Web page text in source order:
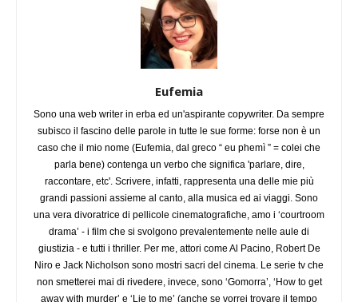
Eufemia
Sono una web writer in erba ed un'aspirante copywriter. Da sempre
subisco il fascino delle parole in tutte le sue forme: forse non è un
caso che il mio nome (Eufemia, dal greco “ eu phemì ” = colei che
parla bene) contenga un verbo che significa 'parlare, dire,
raccontare, etc'. Scrivere, infatti, rappresenta una delle mie più
grandi passioni assieme al canto, alla musica ed ai viaggi. Sono
una vera divoratrice di pellicole cinematografiche, amo i ‘courtroom
drama’ - i film che si svolgono prevalentemente nelle aule di
giustizia - e tutti i thriller. Per me, attori come Al Pacino, Robert De
Niro e Jack Nicholson sono mostri sacri del cinema. Le serie tv che
non smetterei mai di rivedere, invece, sono ‘Gomorra’, ‘How to get
away with murder’ e ‘Lie to me’ (anche se vorrei trovare il tempo